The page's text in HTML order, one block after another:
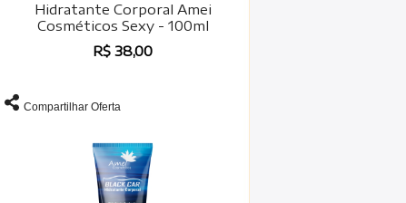
Hidratante Corporal Amei
Cosméticos Sexy - 100ml
R$ 38,00
Compartilhar Oferta